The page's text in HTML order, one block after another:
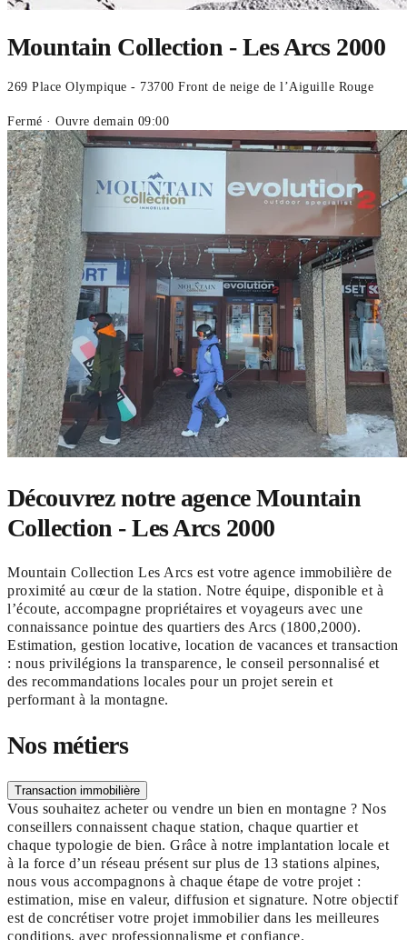
Mountain Collection - Les Arcs 2000
269 Place Olympique - 73700 Front de neige de l’Aiguille Rouge
Fermé · Ouvre demain 09:00
Découvrez notre agence Mountain
Collection - Les Arcs 2000
Mountain Collection Les Arcs est votre agence immobilière de
proximité au cœur de la station. Notre équipe, disponible et à
l’écoute, accompagne propriétaires et voyageurs avec une
connaissance pointue des quartiers des Arcs (1800,2000).
Estimation, gestion locative, location de vacances et transaction
: nous privilégions la transparence, le conseil personnalisé et
des recommandations locales pour un projet serein et
performant à la montagne.
Nos métiers
Transaction immobilière
Vous souhaitez acheter ou vendre un bien en montagne ? Nos
conseillers connaissent chaque station, chaque quartier et
chaque typologie de bien. Grâce à notre implantation locale et
à la force d’un réseau présent sur plus de 13 stations alpines,
nous vous accompagnons à chaque étape de votre projet :
estimation, mise en valeur, diffusion et signature. Notre objectif
est de concrétiser votre projet immobilier dans les meilleures
conditions, avec professionnalisme et confiance.